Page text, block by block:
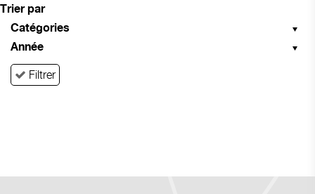
Trier par
Catégories
Année
Filtrer